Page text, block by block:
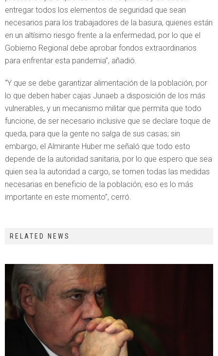
entregar todos los elementos de seguridad que sean
necesarios para los trabajadores de la basura, quienes están
en un altísimo riesgo frente a la enfermedad, por lo que el
Gobierno Regional debe aprobar fondos extraordinarios
para enfrentar esta pandemia”, añadió.
“Y que se debe garantizar alimentación de la población, por
lo que deben haber cajas Junaeb a disposición de los más
vulnerables, y un mecanismo militar que permita que todo
funcione, de ser necesario inclusive que se declare toque de
queda, para que la gente no salga de sus casas; sin
embargo, el Almirante Huber me señaló que todo esto
depende de la autoridad sanitaria, por lo que espero que sea
quien sea la autoridad a cargo, se tomen todas las medidas
necesarias en beneficio de la población; eso es lo más
importante en este momento”, cerró.
RELATED NEWS